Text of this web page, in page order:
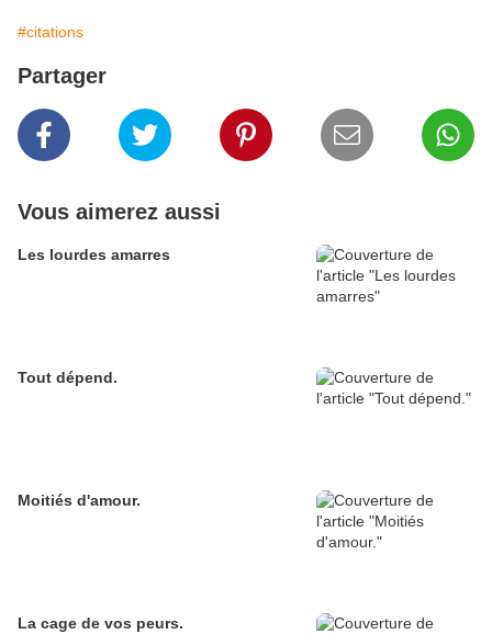
#citations
Partager
Vous aimerez aussi
Les lourdes amarres
Tout dépend.
Moitiés d'amour.
La cage de vos peurs.